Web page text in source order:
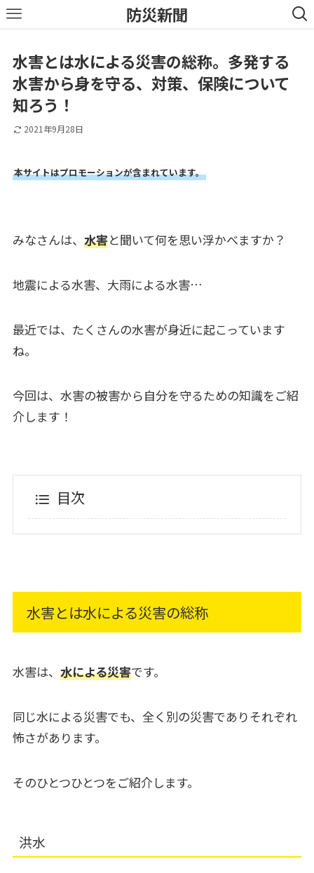
防災新聞
水害とは水による災害の総称。多発する
水害から身を守る、対策、保険について
知ろう！
2021年9月28日
本サイトはプロモーションが含まれています。
みなさんは、 水害と聞いて何を思い浮かべますか？
地震による水害、大雨による水害…
最近では、たくさんの水害が身近に起こっています
ね。
今回は、水害の被害から自分を守るための知識をご紹
介します！
目次
水害とは水による災害の総称
水害は、 水による災害です。
同じ水による災害でも、全く別の災害でありそれぞれ
怖さがあります。
そのひとつひとつをご紹介します。
洪水